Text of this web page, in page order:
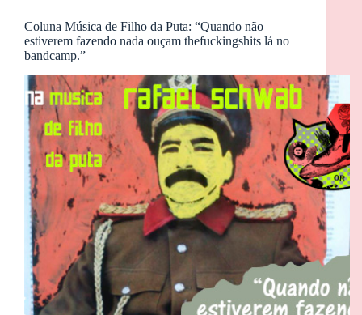
Coluna Música de Filho da Puta: “Quando não
estiverem fazendo nada ouçam thefuckingshits lá no
bandcamp.”